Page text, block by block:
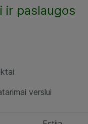
ir paslaugos
verslui